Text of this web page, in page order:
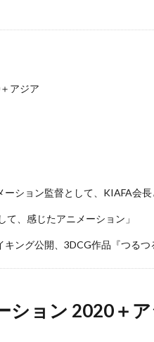
アジア
ション監督として、KIAFA会長
、感じたアニメーション」
ング公開、3DCG作品『つるつ
ション 2020＋